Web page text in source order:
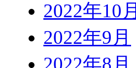
2022年10月
2022年9月